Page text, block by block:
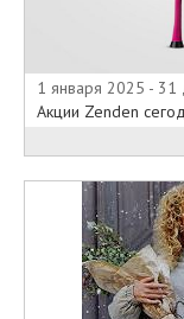
1 января 2025 - 31
Акции Zenden